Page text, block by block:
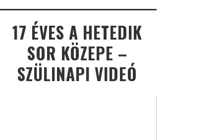
17 ÉVES A HETEDIK
SOR KÖZEPE –
SZÜLINAPI VIDEÓ